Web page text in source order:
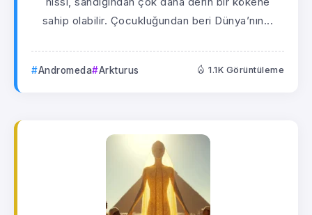
sahip olabilir. Çocukluğundan beri Dünya’nın...
Andromeda Arkturus 1.1K Görüntüleme